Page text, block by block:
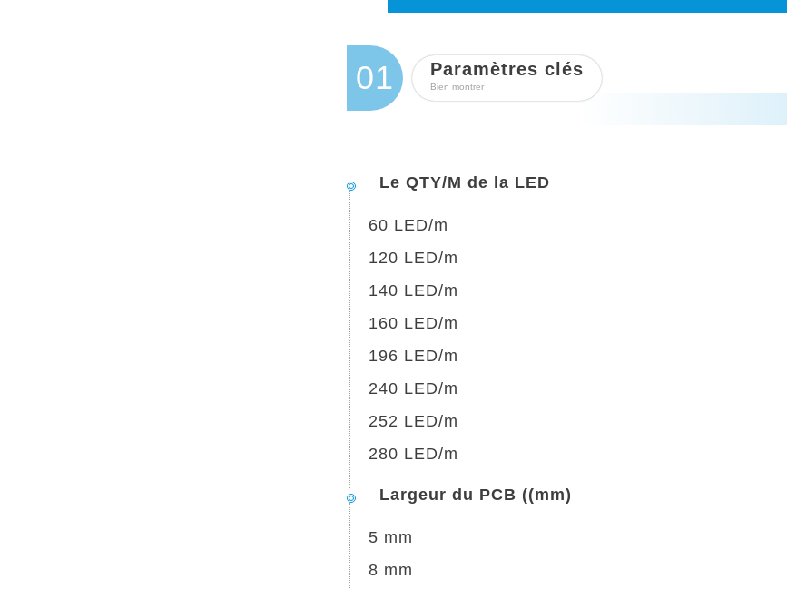
01 Paramètres clés
Bien montrer
Le QTY/M de la LED
60 LED/m
120 LED/m
140 LED/m
160 LED/m
196 LED/m
240 LED/m
252 LED/m
280 LED/m
Largeur du PCB ((mm)
5 mm
8 mm